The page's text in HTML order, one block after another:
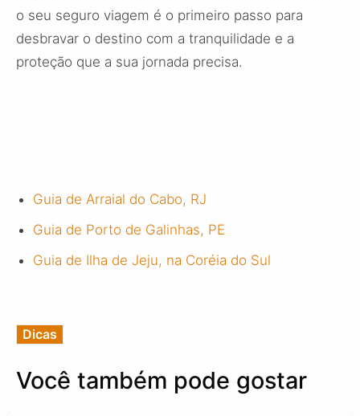
o seu seguro viagem é o primeiro passo para
desbravar o destino com a tranquilidade e a
proteção que a sua jornada precisa.
Guia de Arraial do Cabo, RJ
Guia de Porto de Galinhas, PE
Guia de Ilha de Jeju, na Coréia do Sul
Dicas
Você também pode gostar